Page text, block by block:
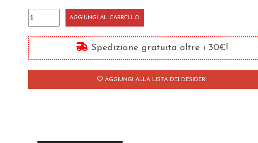
Commentario
all'Ecclesiaste
quantità
AGGIUNGI AL CARRELLO
Spedizione gratuita oltre i 30€!
AGGIUNGI ALLA LISTA DEI DESIDERI